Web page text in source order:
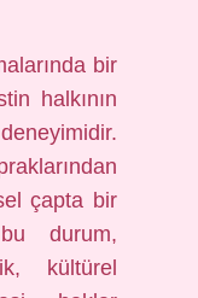
bir
halkının
çapta bir
durum,
kültürel